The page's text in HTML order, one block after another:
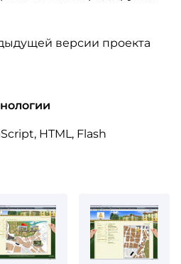
версии проекта
HTML, Flash